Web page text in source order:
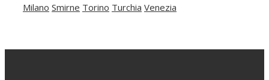
Milano Smirne Torino Turchia Venezia